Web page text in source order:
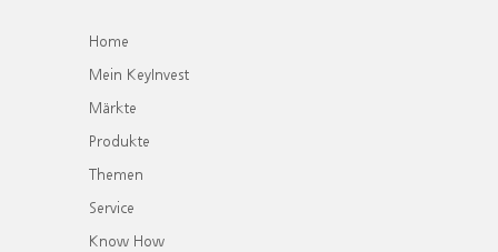
Home
Mein KeyInvest
Märkte
Produkte
Themen
Service
Know How